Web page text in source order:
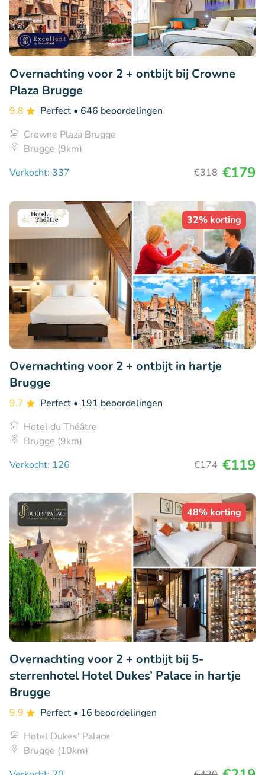
Overnachting voor 2 + ontbijt bij Crowne
Plaza Brugge
9.8 Perfect • 646 beoordelingen
Crowne Plaza Brugge
Brugge (9km)
Verkocht: 337
€318 €179
32% korting
Overnachting voor 2 + ontbijt in hartje
Brugge
9.7 Perfect • 191 beoordelingen
Hotel du Théâtre
Brugge (9km)
Verkocht: 126
€174 €119
48% korting
Overnachting voor 2 + ontbijt bij 5-
sterrenhotel Hotel Dukes’ Palace in hartje
Brugge
9.9 Perfect • 16 beoordelingen
Hotel Dukes' Palace
Brugge (10km)